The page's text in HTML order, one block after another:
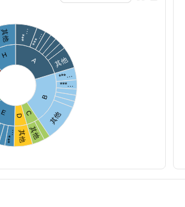
A
***…***…
其他
B
***…
***…
其他
C
其他
D
其他
E
***…
H
其他